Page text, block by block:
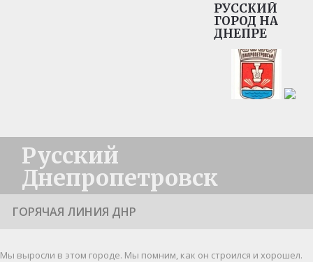
РУССКИЙ
ГОРОД НА
ДНЕПРЕ
Русский
Днепропетровск
ГОРЯЧАЯ ЛИНИЯ ДНР
Мы выросли в этом городе. Мы помним, как он строился и хорошел.